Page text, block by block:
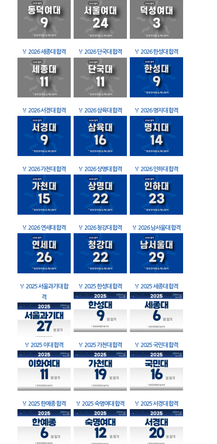
🏅 2026 세종대 합격 🏅 2026 단국대 합격 🏅 2026 한성대 합격
🏅 2026 서경대 합격 🏅 2026 삼육대 합격 🏅 2026 명지대 합격
🏅 2026 가천대 합격 🏅 2026 상명대 합격 🏅 2026 인하대 합격
🏅 2026 연세대 합격 🏅 2026 청강대 합격 🏅 2026 남서울대 합격
🏅 2025 서울과기대 합
격
🏅 2025 한성대 합격 🏅 2025 세종대 합격
🏅 2025 이대 합격 🏅 2025 가천대 합격 🏅 2025 국민대 합격
🏅 2025 한예종 합격 🏅 2025 숙명여대 합격 🏅 2025 서경대 합격